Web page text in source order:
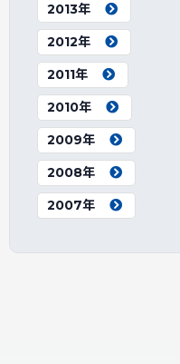
2013年
2012年
2011年
2010年
2009年
2008年
2007年